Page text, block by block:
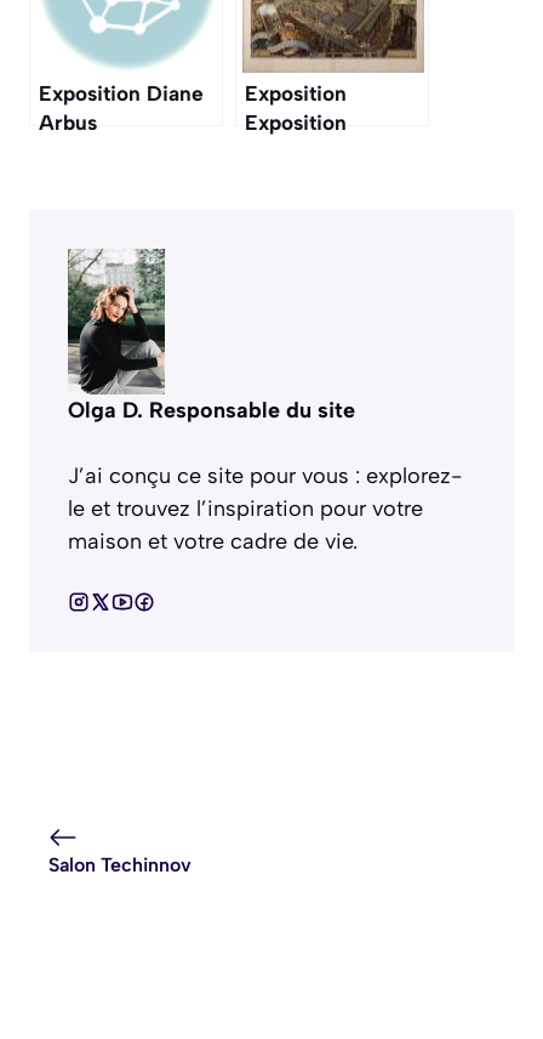
Exposition Diane
Arbus
Exposition
Exposition
Olga D. Responsable du site
J’ai conçu ce site pour vous : explorez-
le et trouvez l’inspiration pour votre
maison et votre cadre de vie.
Salon Techinnov